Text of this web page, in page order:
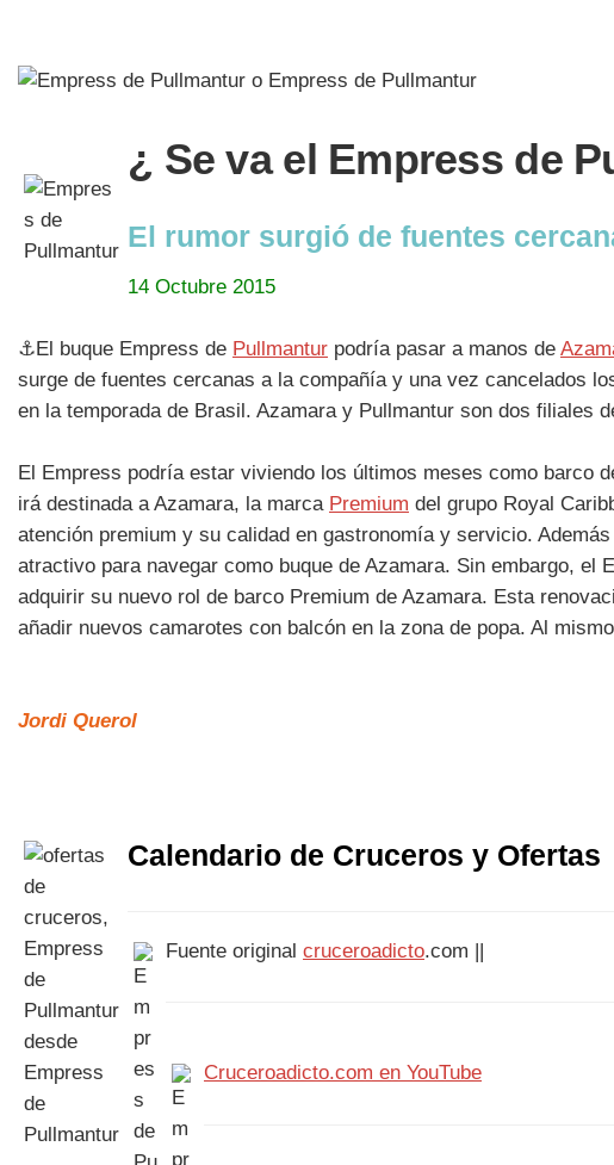
¿ Se va el Empress de
El rumor surgió de fuentes
14 Octubre 2015
⚓El buque Empress de Pullmantur podría pasar a manos de
surge de fuentes cercanas a la compañía y una vez cancelados
en la temporada de Brasil. Azamara y Pullmantur son dos filiales
El Empress podría estar viviendo los últimos meses como barco
irá destinada a Azamara, la marca Premium del grupo Royal
atención premium y su calidad en gastronomía y servicio.
atractivo para navegar como buque de Azamara. Sin embargo,
adquirir su nuevo rol de barco Premium de Azamara. Esta
añadir nuevos camarotes con balcón en la zona de popa. Al
Jordi Querol
Calendario de Cruceros y Ofertas
Fuente original cruceroadicto.com ||
Cruceroadicto.com en YouTube